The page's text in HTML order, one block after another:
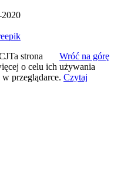
Wróć na górę
Ta strona
o celu ich używania
przeglądarce. Czytaj